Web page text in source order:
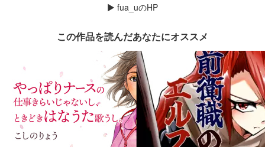
▶ fua_uのHP
この作品を読んだあなたにオススメ